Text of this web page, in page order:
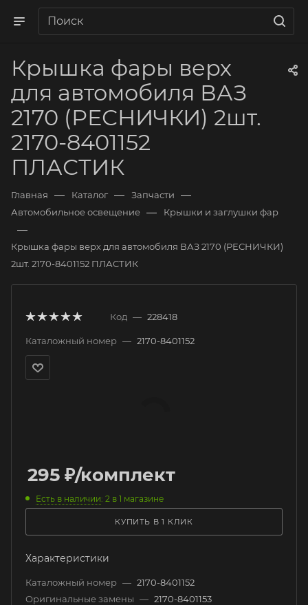
Крышка фары верх
для автомобиля ВАЗ
2170 (РЕСНИЧКИ) 2шт.
2170-8401152
ПЛАСТИК
Главная — Каталог — Запчасти —
Автомобильное освещение — Крышки и заглушки фар
—
Крышка фары верх для автомобиля ВАЗ 2170 (РЕСНИЧКИ)
2шт. 2170-8401152 ПЛАСТИК
Код — 228418
Каталожный номер — 2170-8401152
295 ₽/комплект
Есть в наличии: 2 в 1 магазине
КУПИТЬ В 1 КЛИК
Характеристики
Каталожный номер — 2170-8401152
Оригинальные замены — 2170-8401153